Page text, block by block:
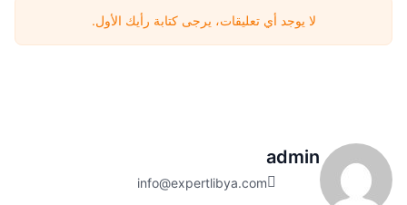
لا يوجد أي تعليقات، يرجى كتابة رأيك الأول.
admin
info@expertlibya.com